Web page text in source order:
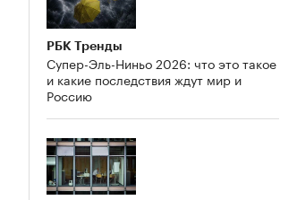
РБК Тренды
Супер-Эль-Ниньо 2026: что это такое
и какие последствия ждут мир и
Россию